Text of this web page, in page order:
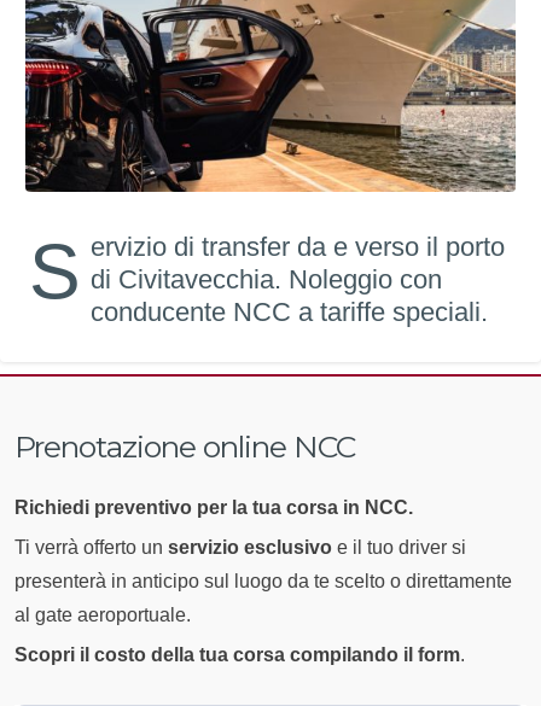
S ervizio di transfer da e verso il porto
di Civitavecchia. Noleggio con
conducente NCC a tariffe speciali.
Prenotazione online NCC
Richiedi preventivo per la tua corsa in NCC.
Ti verrà offerto un servizio esclusivo e il tuo driver si
presenterà in anticipo sul luogo da te scelto o direttamente
al gate aeroportuale.
Scopri il costo della tua corsa compilando il form.